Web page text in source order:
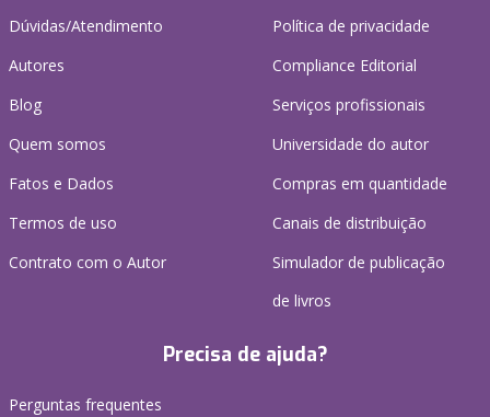
Dúvidas/Atendimento
Autores
Blog
Quem somos
Fatos e Dados
Termos de uso
Contrato com o Autor
Política de privacidade
Compliance Editorial
Serviços profissionais
Universidade do autor
Compras em quantidade
Canais de distribuição
Simulador de publicação
de livros
Precisa de ajuda?
Perguntas frequentes